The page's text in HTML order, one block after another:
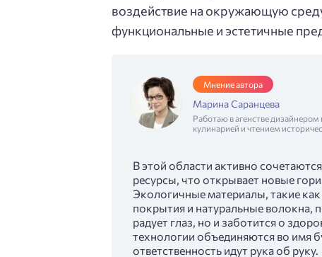
воздействие на окружающую
функциональные и эстетичные
Мнение автора
Марина Саранцева
Работаю в агенстве
кулинарией и чтением
В этой области активно
ресурсы, что открывает новые
Экологичные материалы, такие
покрытия и натуральные волокна,
радует глаз, но и заботится о
технологии объединяются во имя
ответственность идут рука об руку.